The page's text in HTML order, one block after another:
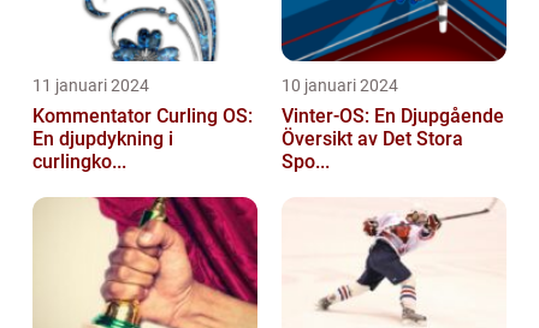
11 januari 2024
Kommentator Curling OS:
En djupdykning i
curlingko...
10 januari 2024
Vinter-OS: En Djupgående
Översikt av Det Stora
Spo...